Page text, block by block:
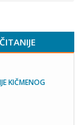
KIČMENOG